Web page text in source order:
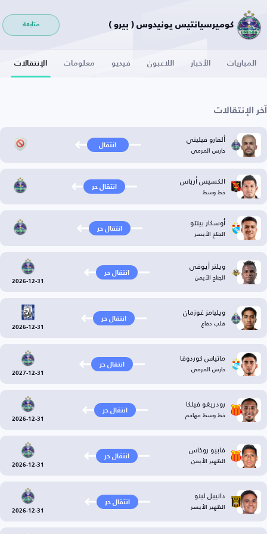
كوميرسيانتيس يونيدوس ( بيرو ) متابعة
المباريات الأخبار اللاعبون فيديو معلومات الإنتقالات
آخر الإنتقالات
ألفارو فيليتي
حارس المرمى انتقال
الكسيس أرياس
خط وسط انتقال حر
أوسكار بينتو
الجناح الأيسر انتقال حر
ويلتر أيوفي
الجناح الأيمن انتقال حر
2026-12-31
ويليامز غوزمان
قلب دفاع انتقال حر
2026-12-31
ماتياس كوردوفا
حارس المرمى انتقال حر
2027-12-31
رودريغو فيلكا
خط وسط مهاجم انتقال حر
2026-12-31
فابيو روخاس
الظهير الأيمن انتقال حر
2026-12-31
دانييل لينو
الظهير الأيسر انتقال حر
2026-12-31